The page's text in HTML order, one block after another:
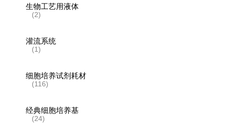
生物工艺用液体
(2)
灌流系统
(1)
细胞培养试剂耗材
(116)
经典细胞培养基
(24)